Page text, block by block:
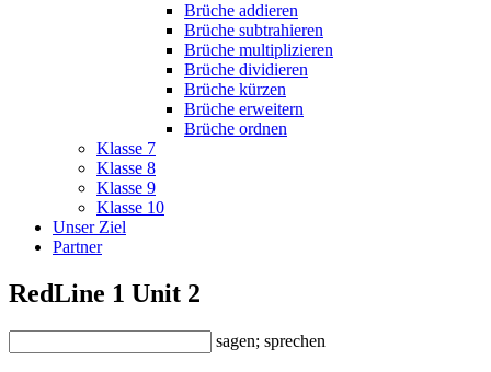
Brüche addieren
Brüche subtrahieren
Brüche multiplizieren
Brüche dividieren
Brüche kürzen
Brüche erweitern
Brüche ordnen
Klasse 7
Klasse 8
Klasse 9
Klasse 10
Unser Ziel
Partner
RedLine 1 Unit 2
sagen; sprechen